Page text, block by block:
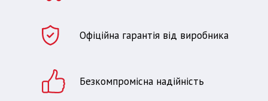
Офіційна гарантія від виробника
Безкомпромісна надійність